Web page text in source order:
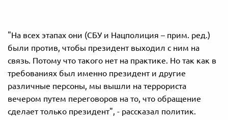
"На всех этапах они (СБУ и Нацполиция – прим. ред.)
были против, чтобы президент выходил с ним на
связь. Потому что такого нет на практике. Но так как в
требованиях был именно президент и другие
различные персоны, мы вышли на террориста
вечером путем переговоров на то, что обращение
сделает только президент", - рассказал политик.